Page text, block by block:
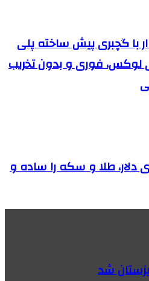
با گچبری پیش ساخته پلی
لوکس، فوری و بدون تخریب
طلا و سکه را ساده و
شد